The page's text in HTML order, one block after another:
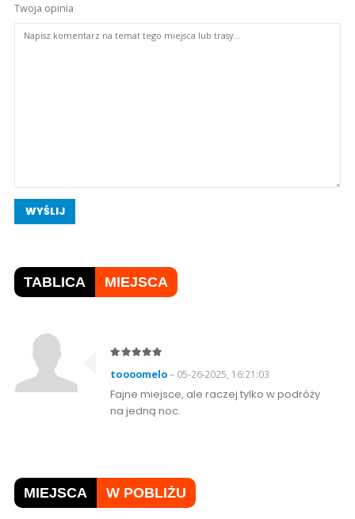
Twoja opinia
WYŚLIJ
TABLICA MIEJSCA
toooomelo– 05-26-2025, 16:21:03
Fajne miejsce, ale raczej tylko w podróży
na jedną noc.
MIEJSCA W POBLIŻU